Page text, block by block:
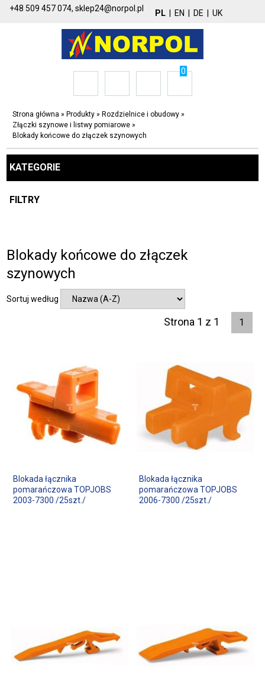
+48 509 457 074,sklep24@norpol.pl PL EN DE UK
0
Strona główna » Produkty » Rozdzielnice i obudowy »
Złączki szynowe i listwy pomiarowe »
Blokady końcowe do złączek szynowych
KATEGORIE
FILTRY
Blokady końcowe do złączek
szynowych
Sortuj według
Strona 1 z 1 1
Blokada łącznika
pomarańczowa TOPJOBS
2003-7300 /25szt./
Blokada łącznika
pomarańczowa TOPJOBS
2006-7300 /25szt./